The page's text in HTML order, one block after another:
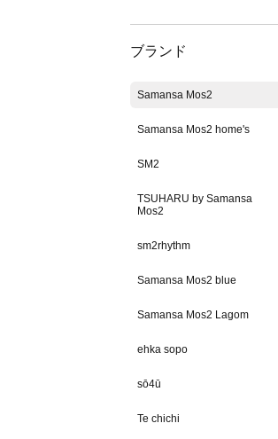
ブランド
Samansa Mos2
Samansa Mos2 home's
SM2
TSUHARU by Samansa
Mos2
sm2rhythm
Samansa Mos2 blue
Samansa Mos2 Lagom
ehka sopo
sō4ū
Te chichi